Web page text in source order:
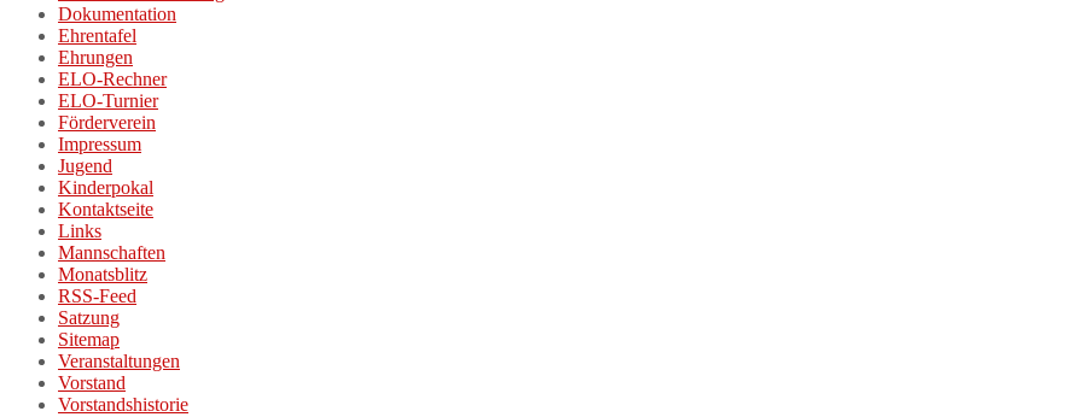
Dokumentation
Ehrentafel
Ehrungen
ELO-Rechner
ELO-Turnier
Förderverein
Impressum
Jugend
Kinderpokal
Kontaktseite
Links
Mannschaften
Monatsblitz
RSS-Feed
Satzung
Sitemap
Veranstaltungen
Vorstand
Vorstandshistorie